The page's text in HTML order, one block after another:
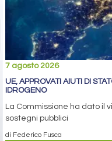
7 agosto 2026
UE, APPROVATI AIUTI DI
IDROGENO
La Commissione ha dato il
sostegni pubblici
di Federico Fusca